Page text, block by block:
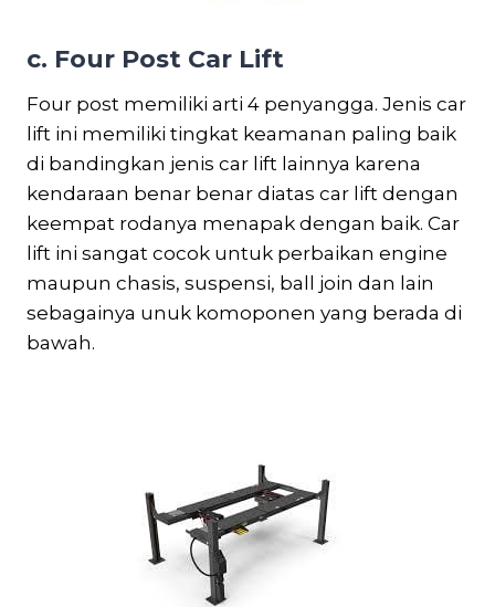
c. Four Post Car Lift
Four post memiliki arti 4 penyangga. Jenis car
lift ini memiliki tingkat keamanan paling baik
di bandingkan jenis car lift lainnya karena
kendaraan benar benar diatas car lift dengan
keempat rodanya menapak dengan baik. Car
lift ini sangat cocok untuk perbaikan engine
maupun chasis, suspensi, ball join dan lain
sebagainya unuk komoponen yang berada di
bawah.